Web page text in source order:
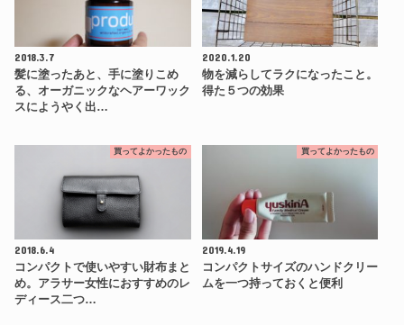
2018.3.7
髪に塗ったあと、手に塗りこめ
る、オーガニックなヘアーワック
スにようやく出…
2020.1.20
物を減らしてラクになったこと。
得た５つの効果
買ってよかったもの
2018.6.4
コンパクトで使いやすい財布まと
め。アラサー女性におすすめのレ
ディース二つ…
買ってよかったもの
2019.4.19
コンパクトサイズのハンドクリー
ムを一つ持っておくと便利